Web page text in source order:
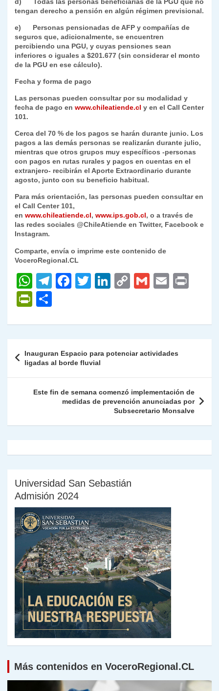
d) Todas las personas beneficiarias de la PGU que no
tengan derecho a pensión en algún régimen previsional.
e) Personas pensionadas de AFP y compañías de
seguros que, adicionalmente, se encuentren
percibiendo una PGU, y cuyas pensiones sean
inferiores o iguales a $201.677 (sin considerar el monto
de la PGU en ese cálculo).
Fecha y forma de pago
Las personas pueden consultar por su modalidad y
fecha de pago en www.chileatiende.cl y en el Call Center
101.
Cerca del 70 % de los pagos se harán durante junio. Los
pagos a las demás personas se realizarán durante julio,
mientras que otros grupos muy específicos -personas
con pagos en rutas rurales y pagos en cuentas en el
extranjero- recibirán el Aporte Extraordinario durante
agosto, junto con su beneficio habitual.
Para más orientación, las personas pueden consultar en
el Call Center 101,
en www.chileatiende.cl, www.ips.gob.cl, o a través de
las redes sociales @ChileAtiende en Twitter, Facebook e
Instagram.
Comparte, envía o imprime este contenido de
VoceroRegional.CL
W
h
at
s
p
p
T
gr
m
F
e
o
o
k
T
er
Li
e
n
C
y
n
k
G
l
E
l
P
nt
ie
n
dl
m
p
ar
tir
de
entradas
Inauguran Espacio para potenciar actividades
ligadas al borde fluvial
Este fin de semana comenzó implementación de
medidas de prevención anunciadas por
Subsecretario Monsalve
Universidad San Sebastián
Admisión 2024
Más contenidos en VoceroRegional.CL